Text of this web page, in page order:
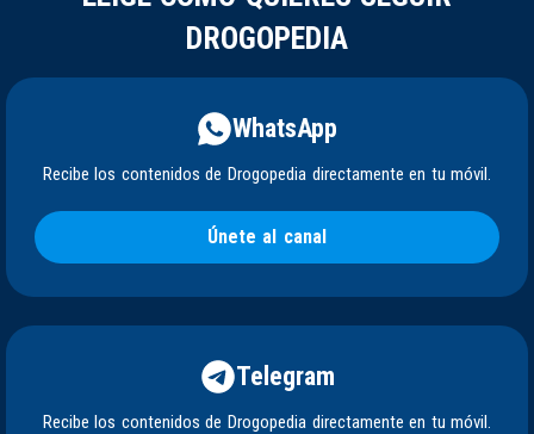
DROGOPEDIA
WhatsApp
Recibe los contenidos de Drogopedia directamente en tu móvil.
Únete al canal
Telegram
Recibe los contenidos de Drogopedia directamente en tu móvil.